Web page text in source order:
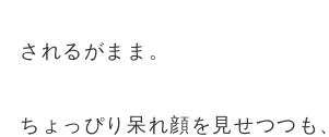
されるがまま。
ちょっぴり呆れ顔を見せつつも、